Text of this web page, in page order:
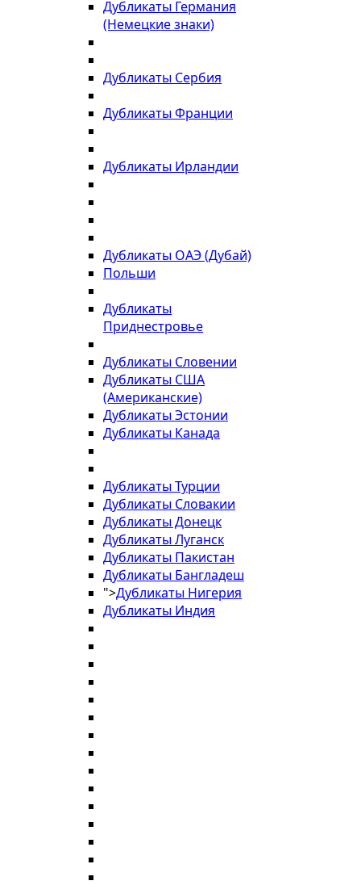
Дубликаты Германия
(Немецкие знаки)
Дубликаты Сербия
Дубликаты Франции
Дубликаты Ирландии
Дубликаты ОАЭ (Дубай)
Польши
Дубликаты
Приднестровье
Дубликаты Словении
Дубликаты США
(Американские)
Дубликаты Эстонии
Дубликаты Канада
Дубликаты Турции
Дубликаты Словакии
Дубликаты Донецк
Дубликаты Луганск
Дубликаты Пакистан
Дубликаты Бангладеш
">Дубликаты Нигерия
Дубликаты Индия